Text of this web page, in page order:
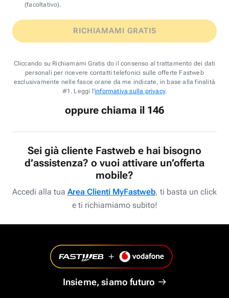
(facoltativo).
RICHIAMAMI GRATIS
Cliccando su Richiamami Gratis do il consenso al trattamento dei dati
personali per ricevere contatti telefonici sulle offerte Fastweb
esclusivamente nelle fasce orarie da me indicate, in base alla finalità
#1. Leggi l'informativa sulla privacy.
oppure chiama il 146
Sei già cliente Fastweb e hai bisogno
d’assistenza? o vuoi attivare un’offerta
mobile?
Accedi alla tua Area Clienti MyFastweb, ti basta un click
e ti richiamiamo subito!
Insieme, siamo futuro